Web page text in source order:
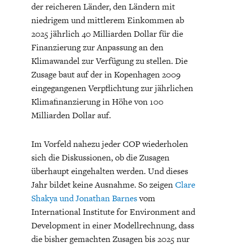
INDUSTRIEPOLITIK
CIRCULAR ECONOMY
ENERGIE & UMWELT
ENTWICKLUNGSPOLITIK
der reicheren Länder, den Ländern mit
niedrigem und mittlerem Einkommen ab
2025 jährlich 40 Milliarden Dollar für die
Finanzierung zur Anpassung an den
Klimawandel zur Verfügung zu stellen. Die
Zusage baut auf der in Kopenhagen 2009
eingegangenen Verpflichtung zur jährlichen
Klimafinanzierung in Höhe von 100
Milliarden Dollar auf.
Im Vorfeld nahezu jeder COP wiederholen
sich die Diskussionen, ob die Zusagen
überhaupt eingehalten werden. Und dieses
Jahr bildet keine Ausnahme. So zeigenClare
Shakya und Jonathan Barnesvom
International Institute for Environment and
Development in einer Modellrechnung, dass
die bisher gemachten Zusagen bis 2025 nur